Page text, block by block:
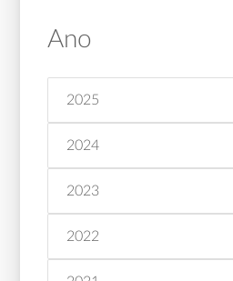
Ano
2025
2024
2023
2022